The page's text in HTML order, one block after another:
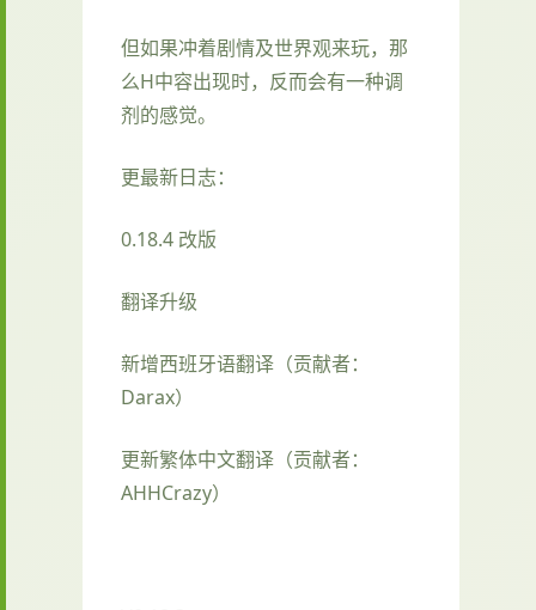
但如果冲着剧情及世界观来玩，那
么H中容出现时，反而会有一种调
剂的感觉。
更最新日志：
0.18.4 改版
翻译升级
新增西班牙语翻译（贡献者：
Darax）
更新繁体中文翻译（贡献者：
AHHCrazy）